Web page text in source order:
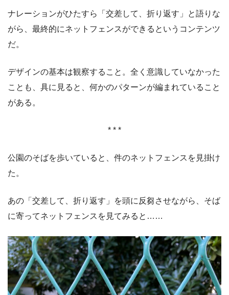
ナレーションがひたすら「交差して、折り返す」と語りな
がら、最終的にネットフェンスができるというコンテンツ
だ。
デザインの基本は観察すること。全く意識していなかった
ことも、具に見ると、何かのパターンが編まれていること
がある。
* * *
公園のそばを歩いていると、件のネットフェンスを見掛け
た。
あの「交差して、折り返す」を頭に反芻させながら、そば
に寄ってネットフェンスを見てみると……